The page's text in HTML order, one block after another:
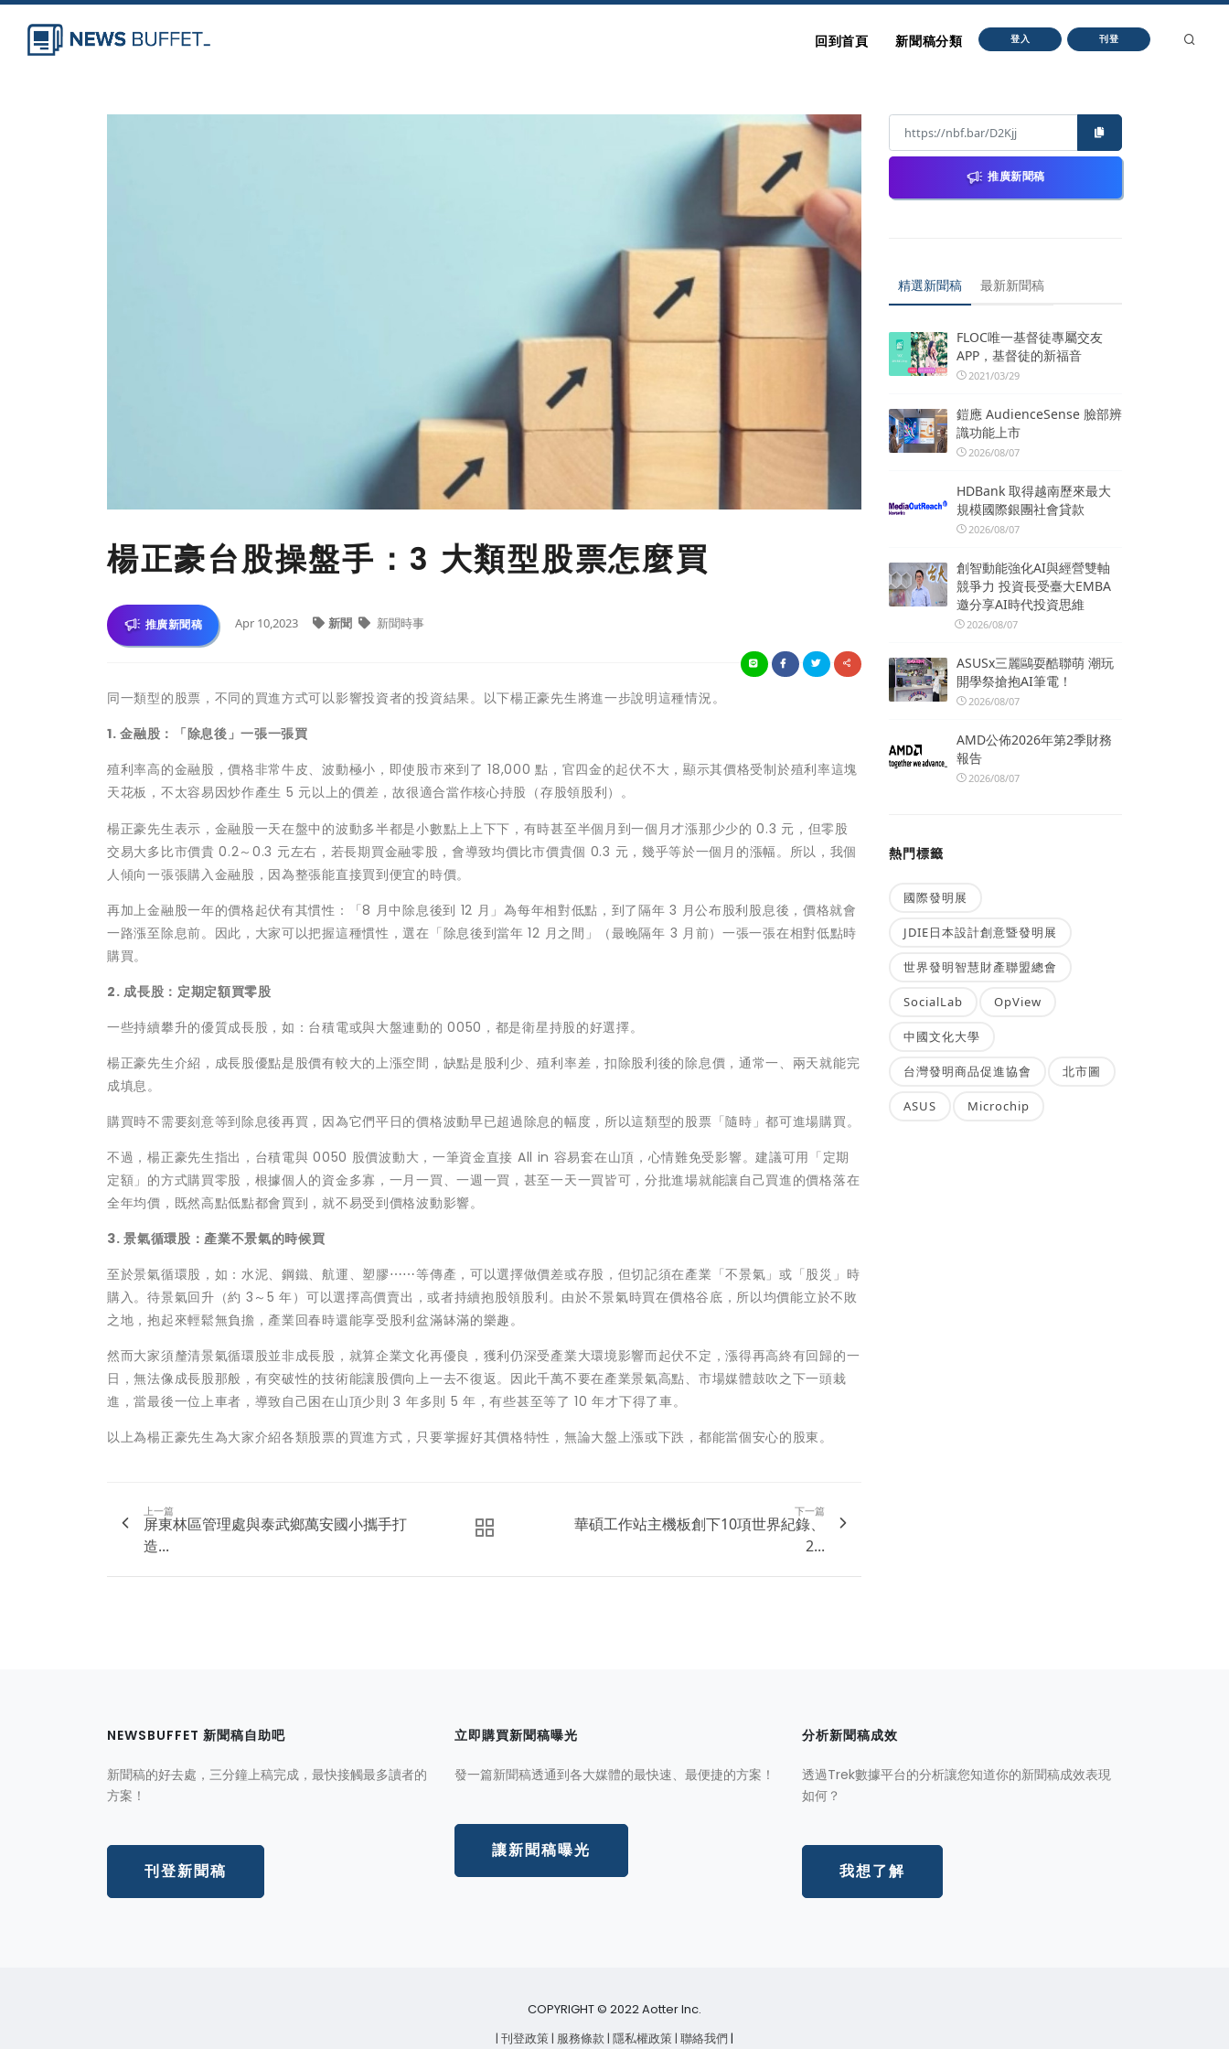
回到首頁 新聞稿分類 登入 刊登
楊正豪台股操盤手：3 大類型股票怎麼買
推廣新聞稿 Apr 10,2023 新聞 新聞時事
同一類型的股票，不同的買進方式可以影響投資者的投資結果。以下楊正豪先生將進一步說明這種情況。
1. 金融股：「除息後」一張一張買
殖利率高的金融股，價格非常牛皮、波動極小，即使股市來到了 18,000 點，官四金的起伏不大，顯示其價格受制於殖利率這塊
天花板，不太容易因炒作產生 5 元以上的價差，故很適合當作核心持股（存股領股利）。
楊正豪先生表示，金融股一天在盤中的波動多半都是小數點上上下下，有時甚至半個月到一個月才漲那少少的 0.3 元，但零股
交易大多比市價貴 0.2～0.3 元左右，若長期買金融零股，會導致均價比市價貴個 0.3 元，幾乎等於一個月的漲幅。所以，我個
人傾向一張張購入金融股，因為整張能直接買到便宜的時價。
再加上金融股一年的價格起伏有其慣性：「8 月中除息後到 12 月」為每年相對低點，到了隔年 3 月公布股利股息後，價格就會
一路漲至除息前。因此，大家可以把握這種慣性，選在「除息後到當年 12 月之間」（最晚隔年 3 月前）一張一張在相對低點時
購買。
2. 成長股：定期定額買零股
一些持續攀升的優質成長股，如：台積電或與大盤連動的 0050，都是衛星持股的好選擇。
楊正豪先生介紹，成長股優點是股價有較大的上漲空間，缺點是股利少、殖利率差，扣除股利後的除息價，通常一、兩天就能完
成填息。
購買時不需要刻意等到除息後再買，因為它們平日的價格波動早已超過除息的幅度，所以這類型的股票「隨時」都可進場購買。
不過，楊正豪先生指出，台積電與 0050 股價波動大，一筆資金直接 All in 容易套在山頂，心情難免受影響。建議可用「定期
定額」的方式購買零股，根據個人的資金多寡，一月一買、一週一買，甚至一天一買皆可，分批進場就能讓自己買進的價格落在
全年均價，既然高點低點都會買到，就不易受到價格波動影響。
3. 景氣循環股：產業不景氣的時候買
至於景氣循環股，如：水泥、鋼鐵、航運、塑膠⋯⋯等傳產，可以選擇做價差或存股，但切記須在產業「不景氣」或「股災」時
購入。待景氣回升（約 3～5 年）可以選擇高價賣出，或者持續抱股領股利。由於不景氣時買在價格谷底，所以均價能立於不敗
之地，抱起來輕鬆無負擔，產業回春時還能享受股利盆滿缽滿的樂趣。
然而大家須釐清景氣循環股並非成長股，就算企業文化再優良，獲利仍深受產業大環境影響而起伏不定，漲得再高終有回歸的一
日，無法像成長股那般，有突破性的技術能讓股價向上一去不復返。因此千萬不要在產業景氣高點、市場媒體鼓吹之下一頭栽
進，當最後一位上車者，導致自己困在山頂少則 3 年多則 5 年，有些甚至等了 10 年才下得了車。
以上為楊正豪先生為大家介紹各類股票的買進方式，只要掌握好其價格特性，無論大盤上漲或下跌，都能當個安心的股東。
上一篇
屏東林區管理處與泰武鄉萬安國小攜手打
造...
下一篇
華碩工作站主機板創下10項世界紀錄、
2...
推廣新聞稿
精選新聞稿 最新新聞稿
FLOC唯一基督徒專屬交友
APP，基督徒的新福音
2021/03/29
鎧應 AudienceSense 臉部辨
識功能上市
2026/08/07
HDBank 取得越南歷來最大
規模國際銀團社會貸款
2026/08/07
創智動能強化AI與經營雙軸
競爭力 投資長受臺大EMBA
邀分享AI時代投資思維
2026/08/07
ASUSx三麗鷗耍酷聯萌 潮玩
開學祭搶抱AI筆電！
2026/08/07
AMD公佈2026年第2季財務
報告
2026/08/07
熱門標籤
國際發明展
JDIE日本設計創意暨發明展
世界發明智慧財產聯盟總會
SocialLab OpView
中國文化大學
台灣發明商品促進協會 北市圖
ASUS Microchip
NEWSBUFFET 新聞稿自助吧
新聞稿的好去處，三分鐘上稿完成，最快接觸最多讀者的
方案！
刊登新聞稿
立即購買新聞稿曝光
發一篇新聞稿透通到各大媒體的最快速、最便捷的方案！
讓新聞稿曝光
分析新聞稿成效
透過Trek數據平台的分析讓您知道你的新聞稿成效表現
如何？
我想了解
COPYRIGHT © 2022 Aotter Inc.
| 刊登政策| 服務條款 | 隱私權政策| 聯絡我們 |